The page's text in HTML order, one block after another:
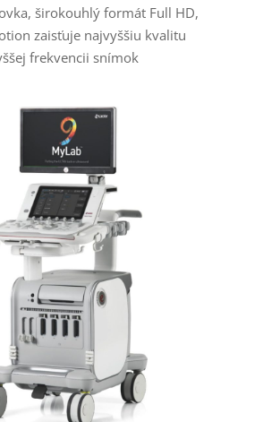
širokouhlý formát Full HD,
zaisťuje najvyššiu kvalitu
frekvencii snímok